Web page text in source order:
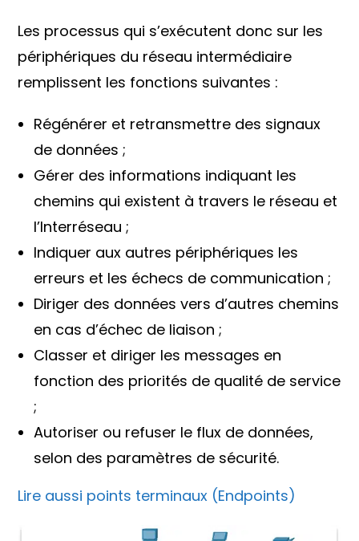
Les processus qui s’exécutent donc sur les
périphériques du réseau intermédiaire
remplissent les fonctions suivantes :
Régénérer et retransmettre des signaux
de données ;
Gérer des informations indiquant les
chemins qui existent à travers le réseau et
l’Interréseau ;
Indiquer aux autres périphériques les
erreurs et les échecs de communication ;
Diriger des données vers d’autres chemins
en cas d’échec de liaison ;
Classer et diriger les messages en
fonction des priorités de qualité de service
;
Autoriser ou refuser le flux de données,
selon des paramètres de sécurité.
Lire aussi points terminaux (Endpoints)